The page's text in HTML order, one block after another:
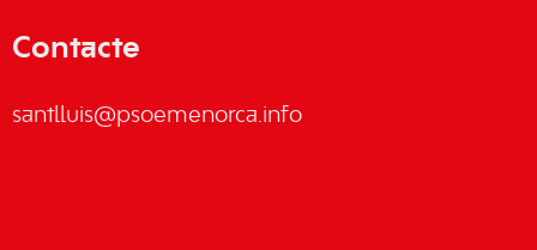
Contacte
santlluis@psoemenorca.info